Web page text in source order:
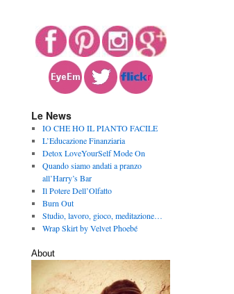
Le News
IO CHE HO IL PIANTO FACILE
L’Educazione Finanziaria
Detox LoveYourSelf Mode On
Quando siamo andati a pranzo
all’Harry’s Bar
Il Potere Dell’Olfatto
Burn Out
Studio, lavoro, gioco, meditazione…
Wrap Skirt by Velvet Phoebé
About